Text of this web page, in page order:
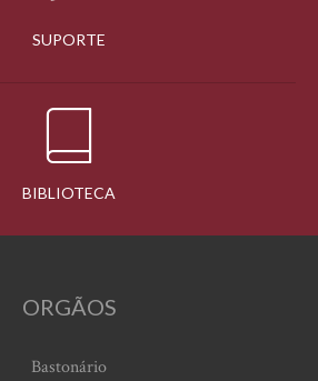
SUPORTE
BIBLIOTECA
ORGÃOS
Bastonário